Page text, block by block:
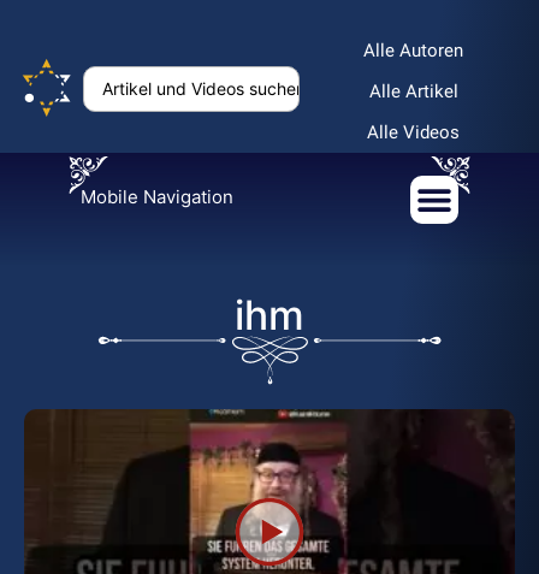
Alle Autoren
Alle Artikel
Alle Videos
Mobile Navigation
ihm